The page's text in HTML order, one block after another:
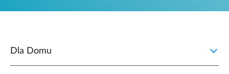
Dla Domu